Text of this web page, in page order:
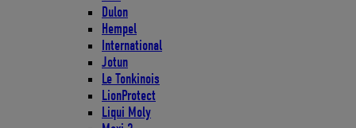
Dulon
Hempel
International
Jotun
Le Tonkinois
LionProtect
Liqui Moly